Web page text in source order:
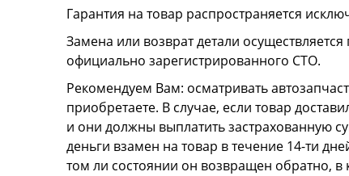
Гарантия на товар распространяется
Замена или возврат детали
официально зарегистрированного СТО.
Рекомендуем Вам: осматривать
приобретаете. В случае, если товар
и они должны выплатить застрахованную
деньги взамен на товар в течение 14-ти
том ли состоянии он возвращен обратно,